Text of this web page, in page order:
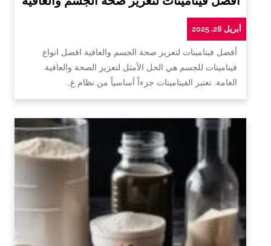
أبريل 28, 2025
أفضل فيتامينات لتعزيز صحة الجسم والعافية افضل انواع
فيتامينات للجسم هي الحل الأمثل لتعزيز الصحة والعافية
العامة. تعتبر الفيتامينات جزءاً أساسياً من نظام غ…